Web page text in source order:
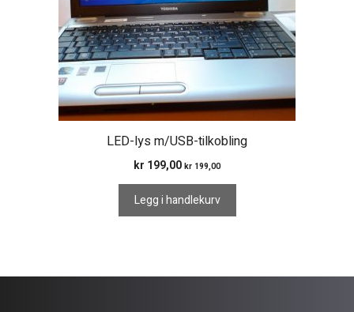
LED-lys m/USB-tilkobling
kr 199,00 kr 199,00
Legg i handlekurv